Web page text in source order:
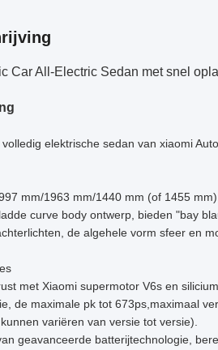
Car All-Electric Sedan met snel
elektrische sedan van xiaomi Auto
mm/1963 mm/1440 mm (of 1455
curve body ontwerp, bieden "bay
de algehele vorm sfeer en
met Xiaomi supermotor V6s en
de maximale pk tot 673ps,maximaal
variëren van versie tot versie).
geavanceerde batterijtechnologie,